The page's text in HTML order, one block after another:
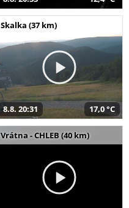
Skalka (37 km)
8.8. 20:31 17,0 °C
Vrátna - CHLEB (40 km)